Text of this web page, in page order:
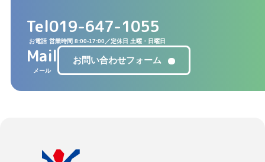
Tel
お電話
019-647-1055
営業時間 8:00-17:00／定休日 土曜・日曜日
Mail
メール
お問い合わせフォーム